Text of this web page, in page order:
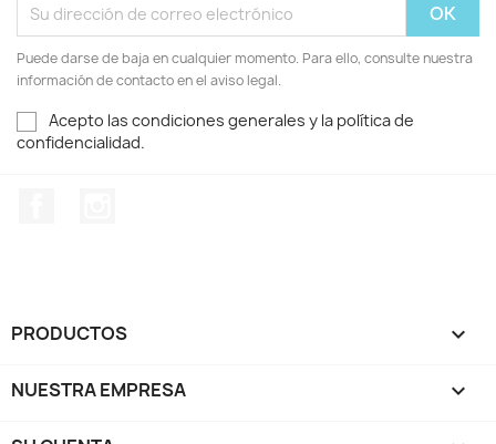
Puede darse de baja en cualquier momento. Para ello, consulte nuestra
información de contacto en el aviso legal.
Acepto las condiciones generales y la política de
confidencialidad.
PRODUCTOS 
NUESTRA EMPRESA 